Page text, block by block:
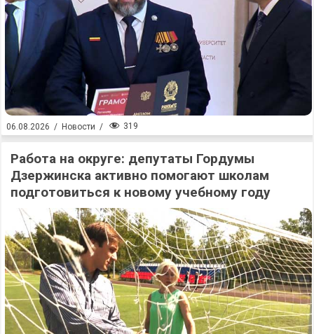
06.08.2026 / Новости / 319
Работа на округе: депутаты Гордумы
Дзержинска активно помогают школам
подготовиться к новому учебному году